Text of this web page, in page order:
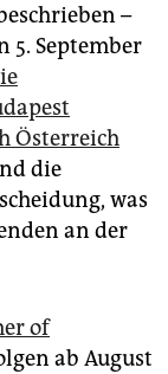
–
5. September
Österreich
die
was
an der
of
ab August